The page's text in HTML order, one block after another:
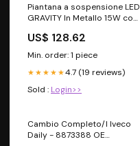
Piantana a sospensione LED
GRAVITY In Metallo 15W con
US$ 128.62
Min. order: 1 piece
★★★★★4.7 (19 reviews)
Sold : Login>>
Cambio Completo/I Iveco
Daily - 8873388 OE